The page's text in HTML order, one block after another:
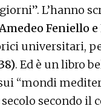
L’hanno
Feniello
universitari,
. Ed è un libro
“mondi
secolo secondo il